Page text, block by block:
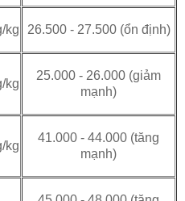
kg 26.500 - 27.500 (ổn định)
kg
25.000 - 26.000 (giảm
mạnh)
kg
41.000 - 44.000 (tăng
mạnh)